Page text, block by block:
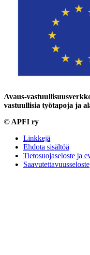
Avaus-
vastuullisia työtapoja ja
© APFI ry
Linkkejä
Ehdota sisältöä
Tietosuojaseloste ja
Saavutettavuusseloste